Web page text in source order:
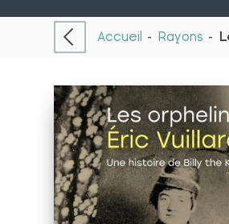
Accueil - Rayons -